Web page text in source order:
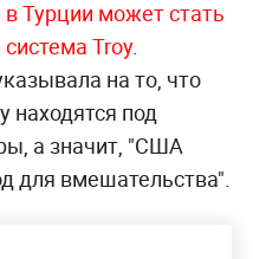
Турции может стать
Troy.
на то, что
находятся под
а значит, "США
для вмешательства".